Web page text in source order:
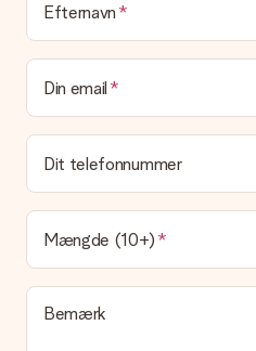
Efternavn
Din email
Dit telefonnummer
Mængde (10+)
Bemærk